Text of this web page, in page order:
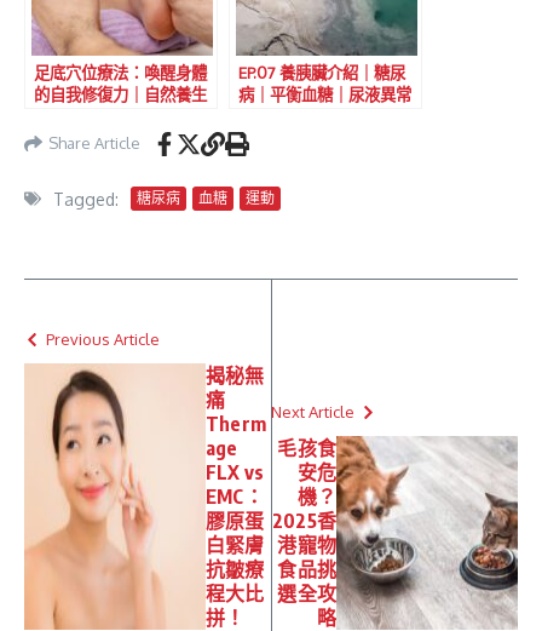
足底穴位療法：喚醒身體
的自我修復力｜自然養生
EP.07 養胰臟介紹｜糖尿
病｜平衡血糖｜尿液異常
Share Article
Tagged: 糖尿病 血糖 運動
Previous Article
揭秘無
痛
Therm
age
FLX vs
EMC：
膠原蛋
白緊膚
抗皺療
程大比
拼！
Next Article
毛孩食
安危
機？
2025香
港寵物
食品挑
選全攻
略